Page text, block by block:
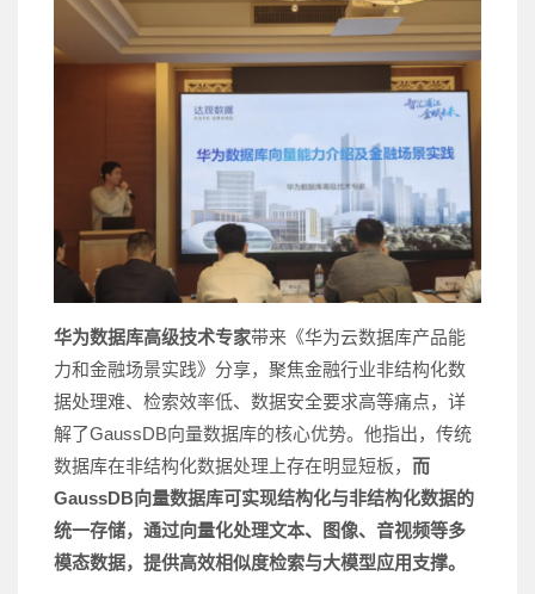
华为数据库高级技术专家带来《华为云数据库产品能
力和金融场景实践》分享，聚焦金融行业非结构化数
据处理难、检索效率低、数据安全要求高等痛点，详
解了GaussDB向量数据库的核心优势。他指出，传统
数据库在非结构化数据处理上存在明显短板， 而
GaussDB向量数据库可实现结构化与非结构化数据的
统一存储，通过向量化处理文本、图像、音视频等多
模态数据，提供高效相似度检索与大模型应用支撑。